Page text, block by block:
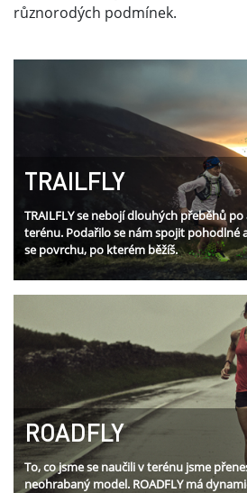
různorodých podmínek.
TRAILFLY
TRAILFLY se nebojí dlouhých přeběhů
terénu. Podařilo se nám spojit
se povrchu, po kterém běžíš.
ROADFLY
To, co jsme se naučili v terénu jsme
neohrabaný model. ROADFLY má